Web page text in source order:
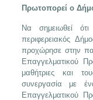
Πρωτοπορεί ο
Να σημειωθεί
περιφερειακός
προχώρησε στην
Επαγγελματικού
μαθήτριες και
συνεργασία με
Επαγγελματικού